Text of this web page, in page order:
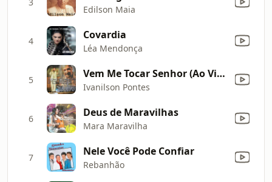
Edilson Maia
4 Covardia
Léa Mendonça
5 Vem Me Tocar Senhor (Ao Vivo)
Ivanilson Pontes
6 Deus de Maravilhas
Mara Maravilha
7 Nele Você Pode Confiar
Rebanhão